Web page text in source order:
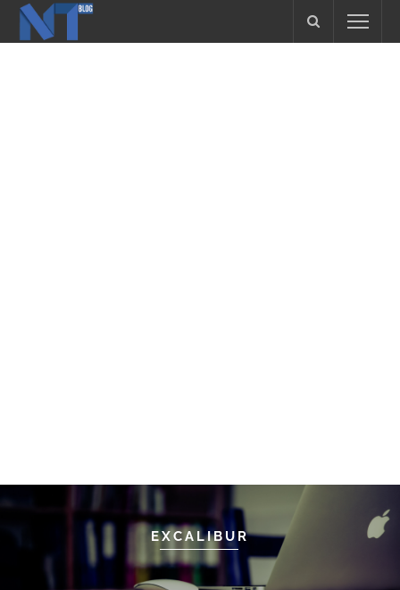
EXCALIBUR